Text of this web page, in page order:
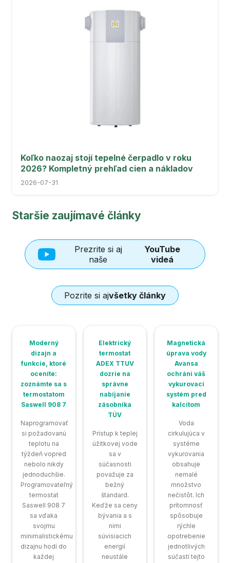
Koľko naozaj stojí tepelné čerpadlo v roku
2026? Kompletný prehľad cien a nákladov
2026-07-31
Staršie zaujímavé články
Prezrite si aj
naše
YouTube
videá
Pozrite si ajvšetky články
Moderný
dizajn a
funkcie, ktoré
oceníte:
zoznámte sa s
termostatom
Saswell 908 7
Naprogramovať
si požadovanú
teplotu na
týždeň vopred
nebolo nikdy
jednoduchšie.
Programovateľný
termostat
Saswell 908 7
sa vďaka
svojmu
minimalistickému
dizajnu hodí do
každej
Elektrický
termostat
ADEX TTUV
dozrie na
správne
nabíjanie
zásobníka
TÚV
Prístup k teplej
úžitkovej vode
sa v
súčasnosti
považuje za
bežný
štandard.
Keďže sa ceny
bývania a s
nimi
súvisiacich
energií
neustále
Magnetická
úprava vody
Avansa
ochráni váš
vykurovací
systém pred
kalcitom
Voda
cirkulujúca v
systéme
vykurovania
obsahuje
nemalé
množstvo
nečistôt. Ich
prítomnosť
spôsobuje
rýchle
opotrebenie
jednotlivých
súčastí tejto